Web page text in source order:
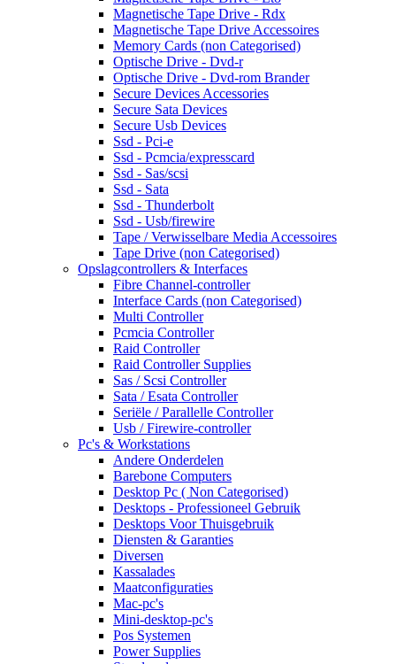
Magnetische Tape Drive - Rdx
Magnetische Tape Drive Accessoires
Memory Cards (non Categorised)
Optische Drive - Dvd-r
Optische Drive - Dvd-rom Brander
Secure Devices Accessories
Secure Sata Devices
Secure Usb Devices
Ssd - Pci-e
Ssd - Pcmcia/expresscard
Ssd - Sas/scsi
Ssd - Sata
Ssd - Thunderbolt
Ssd - Usb/firewire
Tape / Verwisselbare Media Accessoires
Tape Drive (non Categorised)
Opslagcontrollers & Interfaces
Fibre Channel-controller
Interface Cards (non Categorised)
Multi Controller
Pcmcia Controller
Raid Controller
Raid Controller Supplies
Sas / Scsi Controller
Sata / Esata Controller
Seriële / Parallelle Controller
Usb / Firewire-controller
Pc's & Workstations
Andere Onderdelen
Barebone Computers
Desktop Pc ( Non Categorised)
Desktops - Professioneel Gebruik
Desktops Voor Thuisgebruik
Diensten & Garanties
Diversen
Kassalades
Maatconfiguraties
Mac-pc's
Mini-desktop-pc's
Pos Systemen
Power Supplies